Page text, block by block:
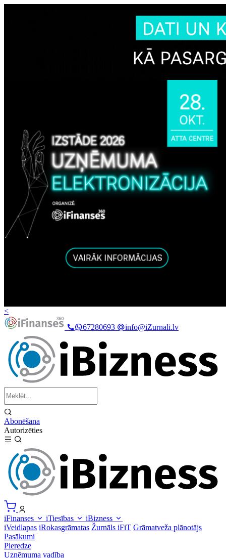
<
67280693
info@iZurnali.lv
Abonēšana
Autorizēties
iFinanses iTiesības
iBizness
iVeidlapas iRokasgrāmatas Žurnāls iFiT Grāmatveža plānotājs
Pasākumi
Pieredze
Uzņēmuma vadība